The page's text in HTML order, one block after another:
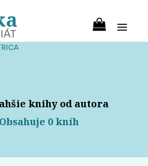
knihy od autora
Obsahuje 0 kníh